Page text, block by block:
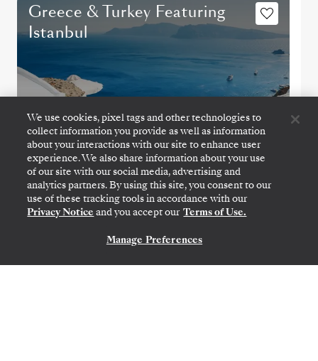
Greece & Turkey Featuring
Istanbul
ATENAS (EL PIREO) → ATENAS (EL PIREO)
OFERTA POR TIEMPO LIMITADO
AHORRE UN 20%
We use cookies, pixel tags and other technologies to
collect information you provide as well as information
about your interactions with our site to enhance user
experience. We also share information about your use
of our site with our social media, advertising and
analytics partners. By using this site, you consent to our
use of these tracking tools in accordance with our
Privacy Notice and you accept our Terms of Use.
Manage Preferences